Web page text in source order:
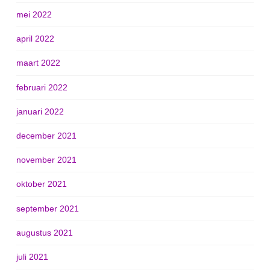
mei 2022
april 2022
maart 2022
februari 2022
januari 2022
december 2021
november 2021
oktober 2021
september 2021
augustus 2021
juli 2021